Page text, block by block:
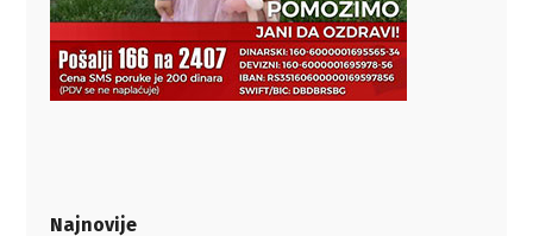
Najnovije